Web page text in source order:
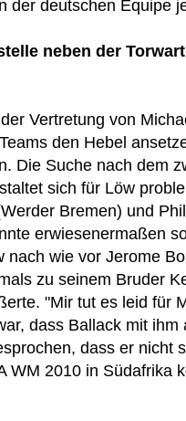
der deutschen Equipe
neben der
Vertretung von
den Hebel
Die Suche nach dem
sich für Löw
Bremen) und
erwiesenermaßen
nach wie vor Jerome
zu seinem Bruder
"Mir tut es leid für
dass Ballack mit
dass er nicht
WM 2010 in Südafrika